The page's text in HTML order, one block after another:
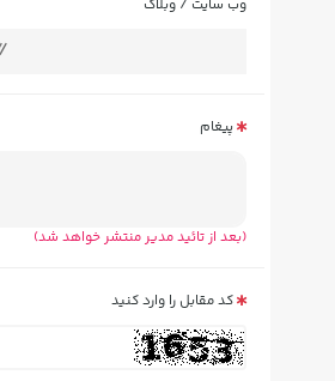
وب سایت / وبلاگ
پیغام
(بعد از تائید مدیر منتشر خواهد شد)
کد مقابل را وارد کنید